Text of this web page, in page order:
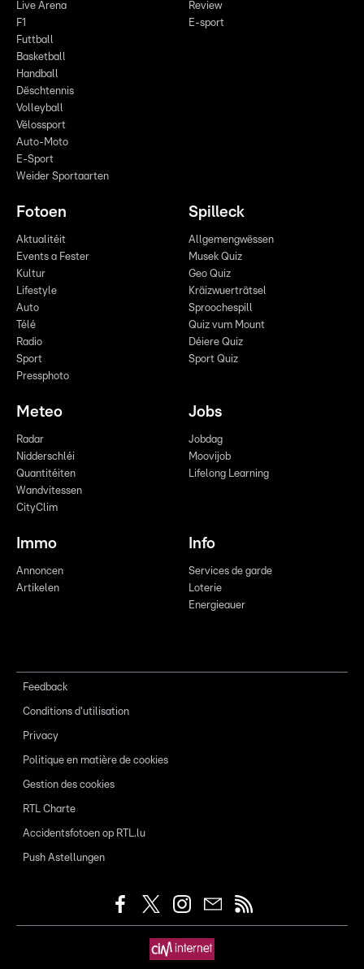
Live Arena
F1
Futtball
Basketball
Handball
Dëschtennis
Volleyball
Vëlossport
Auto-Moto
E-Sport
Weider Sportaarten
Review
E-sport
Fotoen
Aktualitéit
Events a Fester
Kultur
Lifestyle
Auto
Télé
Radio
Sport
Pressphoto
Spilleck
Allgemengwëssen
Musek Quiz
Geo Quiz
Kräizwuerträtsel
Sproochespill
Quiz vum Mount
Déiere Quiz
Sport Quiz
Meteo
Radar
Nidderschléi
Quantitéiten
Wandvitessen
CityClim
Jobs
Jobdag
Moovijob
Lifelong Learning
Immo
Annoncen
Artikelen
Info
Services de garde
Loterie
Energieauer
Feedback
Conditions d'utilisation
Privacy
Politique en matière de cookies
Gestion des cookies
RTL Charte
Accidentsfotoen op RTL.lu
Push Astellungen